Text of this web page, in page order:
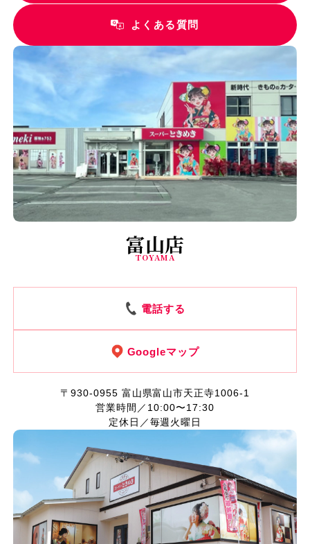
よくある質問
富山店
TOYAMA
電話する
Googleマップ
〒930-0955 富山県富山市天正寺1006-1
営業時間／10:00〜17:30
定休日／毎週火曜日